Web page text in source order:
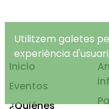
Inicio
Eventos
¿Quiénes
Utilitzem galetes
experiència d'usuari.